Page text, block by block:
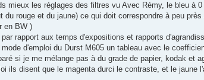
mieux les réglages des filtres vu Avec Rémy, le bleu à
du rouge et du jaune) ce qui doit correspondre à peu
en BW )
rapport aux temps d'expositions et rapports
d'emploi du Durst M605 un tableau avec le
si je me mélange pas à du grade de papier, kodak et
ils disent que le magenta durci le contraste, et le